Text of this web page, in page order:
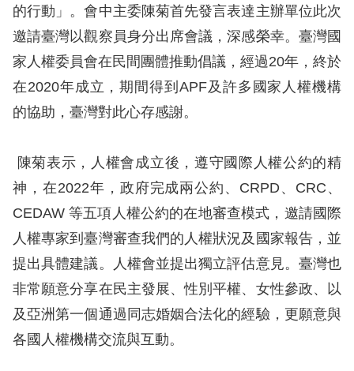
訴
人
資
料
無
快
捷
鍵
的行動」。會中主委陳菊首先發言表達主辦單位此次
邀請臺灣以觀察員身分出席會議，深感榮幸。臺灣國
家人權委員會在民間團體推動倡議，經過20年，終於
在2020年成立，期間得到APF及許多國家人權機構
的協助，臺灣對此心存感謝。
陳菊表示，人權會成立後，遵守國際人權公約的精
神，在2022年，政府完成兩公約、CRPD、CRC、
CEDAW 等五項人權公約的在地審查模式，邀請國際
人權專家到臺灣審查我們的人權狀況及國家報告，並
提出具體建議。人權會並提出獨立評估意見。臺灣也
非常願意分享在民主發展、性別平權、女性參政、以
及亞洲第一個通過同志婚姻合法化的經驗，更願意與
各國人權機構交流與互動。